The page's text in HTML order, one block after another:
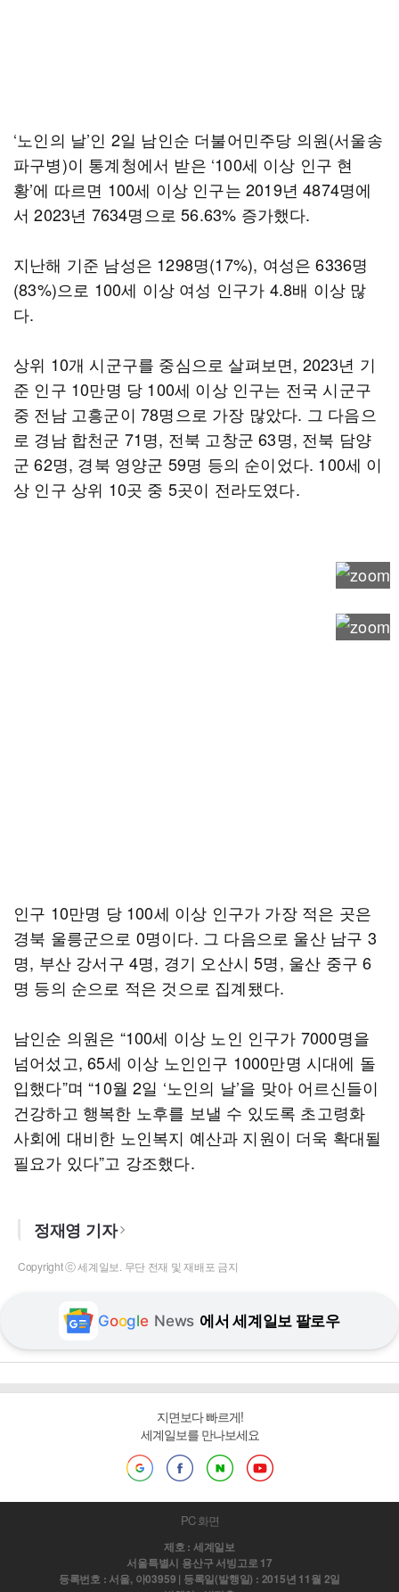
‘노인의 날’인 2일 남인순 더불어민주당 의원(서울송
파구병)이 통계청에서 받은 ‘100세 이상 인구 현
황’에 따르면 100세 이상 인구는 2019년 4874명에
서 2023년 7634명으로 56.63% 증가했다.
지난해 기준 남성은 1298명(17%), 여성은 6336명
(83%)으로 100세 이상 여성 인구가 4.8배 이상 많
다.
상위 10개 시군구를 중심으로 살펴보면, 2023년 기
준 인구 10만명 당 100세 이상 인구는 전국 시군구
중 전남 고흥군이 78명으로 가장 많았다. 그 다음으
로 경남 합천군 71명, 전북 고창군 63명, 전북 담양
군 62명, 경북 영양군 59명 등의 순이었다. 100세 이
상 인구 상위 10곳 중 5곳이 전라도였다.
인구 10만명 당 100세 이상 인구가 가장 적은 곳은
경북 울릉군으로 0명이다. 그 다음으로 울산 남구 3
명, 부산 강서구 4명, 경기 오산시 5명, 울산 중구 6
명 등의 순으로 적은 것으로 집계됐다.
남인순 의원은 “100세 이상 노인 인구가 7000명을
넘어섰고, 65세 이상 노인인구 1000만명 시대에 돌
입했다”며 “10월 2일 ‘노인의 날’을 맞아 어르신들이
건강하고 행복한 노후를 보낼 수 있도록 초고령화
사회에 대비한 노인복지 예산과 지원이 더욱 확대될
필요가 있다”고 강조했다.
정재영 기자
Copyright ⓒ 세계일보. 무단 전재 및 재배포 금지
Google News 에서 세계일보 팔로우
지면보다 빠르게!
세계일보를 만나보세요
PC 화면
제호 : 세계일보
서울특별시 용산구 서빙고로 17
등록번호 : 서울, 아03959 | 등록일(발행일) : 2015년 11월 2일